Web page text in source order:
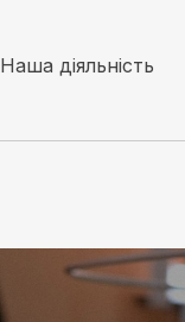
Наша діяльність